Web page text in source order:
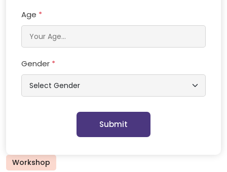
Workshop
Age *
Gender *
Submit